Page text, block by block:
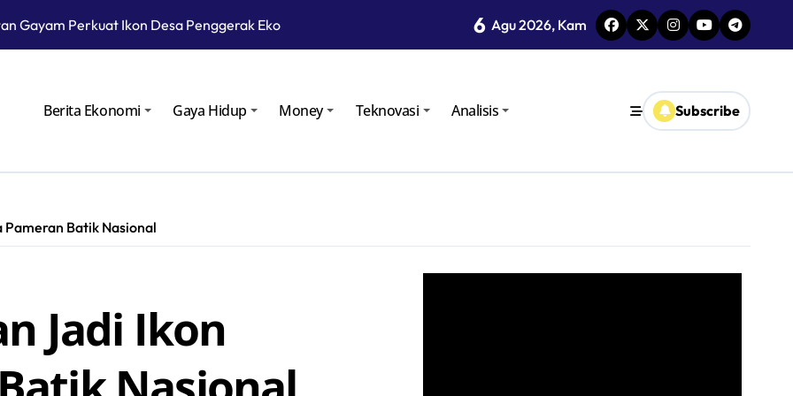
Gayam Perkuat Ikon Desa Penggerak Ekonomi Lokal Melalui TPID
Niaga Siagakan Ribuan Agen dan Pangkalan LPG 3 Kg
Niaga Menyiapkan 1.832 SPBU Siaga
pada Masa Lebaran 2025
Langsung Operasional Lapangan Gas Jambaran Tiung Biru
Bojonegoro Bangun Desa Mandiri Ekonomi
6 Agu 2026, Kam
Berita Ekonomi Gaya Hidup Money Teknovasi Analisis Subscribe
Pameran Batik Nasional
Jadi Ikon